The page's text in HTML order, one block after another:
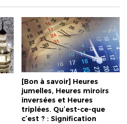
[Bon à savoir] Heures
jumelles, Heures miroirs
inversées et Heures
triplées. Qu’est-ce-que
c’est ? : Signification